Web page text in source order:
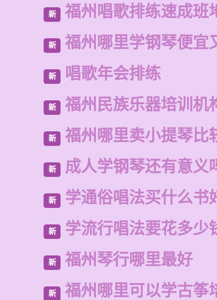
新 福州唱歌排练速成班
新 福州哪里学钢琴便宜
新 唱歌年会排练
新 福州民族乐器培训机
新 福州哪里卖小提琴比
新 成人学钢琴还有意义
新 学通俗唱法买什么书
新 学流行唱法要花多少
新 福州琴行哪里最好
新 福州哪里可以学古筝